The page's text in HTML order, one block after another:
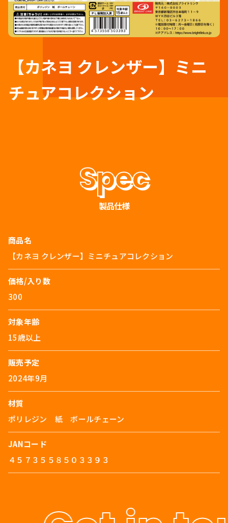
【カネヨ クレンザー】ミニ
チュアコレクション
製品仕様
商品名
【カネヨ クレンザー】ミニチュアコレクション
価格/入り数
300
対象年齢
15歳以上
販売予定
2024年9月
材質
ポリレジン 紙 ボールチェーン
JANコード
４５７３５５８５０３３９３